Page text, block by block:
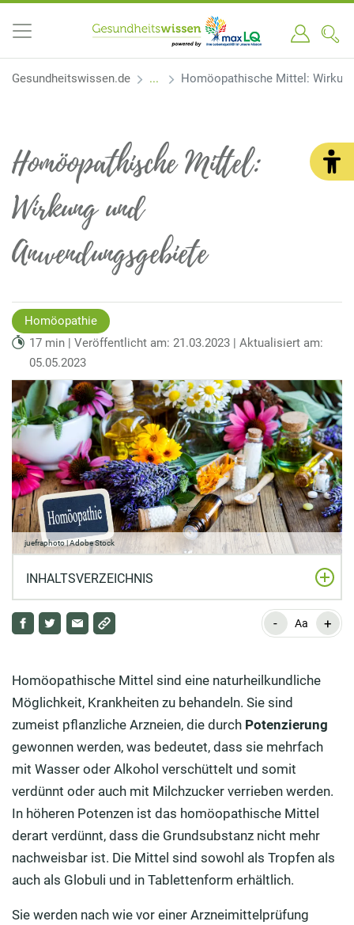
Gesundheitswissen.de Homöopathische Mittel:
Homöopathische Mittel:
Wirkung und
Anwendungsgebiete
Homöopathie
17 min | Veröffentlicht am: 21.03.2023 | Aktualisiert am:
05.05.2023
juefraphoto | Adobe Stock
INHALTSVERZEICHNIS
Globuli, Tabletten oder Tropfen?
Erkältungen mit Homöopathie in den Griff bekommen
Allergien: Mögliche Alternativen zu Antihistaminika
Operationen und zahnärztliche Eingriffe
Homöopathie auf Reisen
Homöopathische Mittel während der Wechseljahre
- Aa +
Homöopathische Mittel sind eine naturheilkundliche
Möglichkeit, Krankheiten zu behandeln. Sie sind
zumeist pflanzliche Arzneien, die durch Potenzierung
gewonnen werden, was bedeutet, dass sie mehrfach
mit Wasser oder Alkohol verschüttelt und somit
verdünnt oder auch mit Milchzucker verrieben werden.
In höheren Potenzen ist das homöopathische Mittel
derart verdünnt, dass die Grundsubstanz nicht mehr
nachweisbar ist. Die Mittel sind sowohl als Tropfen als
auch als Globuli und in Tablettenform erhältlich.
Sie werden nach wie vor einer Arzneimittelprüfung